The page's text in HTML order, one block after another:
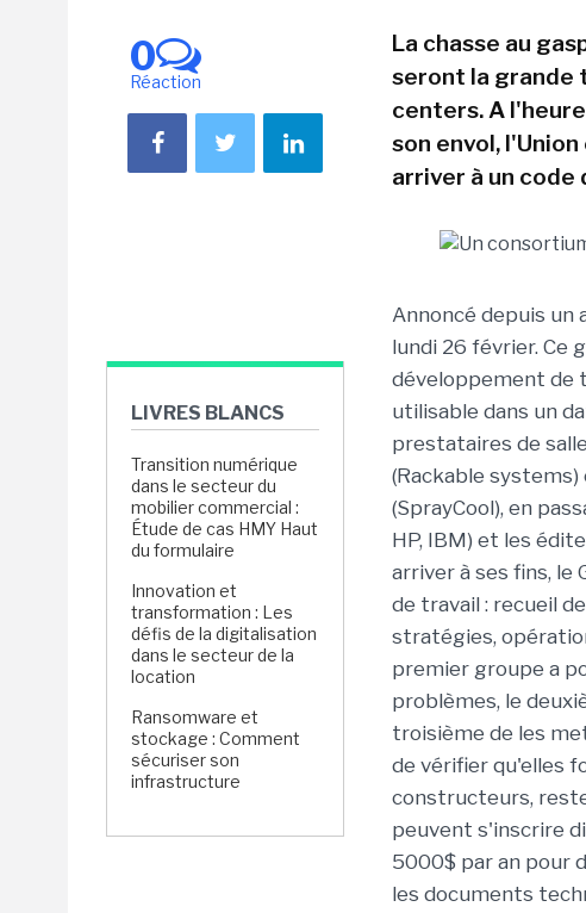
0
Réaction
LIVRES BLANCS
Transition numérique
dans le secteur du
mobilier commercial :
Étude de cas HMY Haut
du formulaire
Innovation et
transformation : Les
défis de la digitalisation
dans le secteur de la
location
Ransomware et
stockage : Comment
sécuriser son
infrastructure
La chasse au
seront la grande
centers. A
son envol,
arriver à un
Annoncé depuis un
lundi 26 février. Ce
développement de
utilisable dans un
prestataires de
(Rackable
(SprayCool), en
HP, IBM) et les
arriver à ses fins, le
de travail : recueil
stratégies,
premier groupe a
problèmes, le
troisième de les
de vérifier qu'elles
constructeurs,
peuvent s'inscrire
5000$ par an pour
les documents